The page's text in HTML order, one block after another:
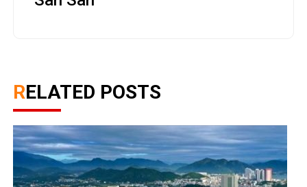
RELATED POSTS